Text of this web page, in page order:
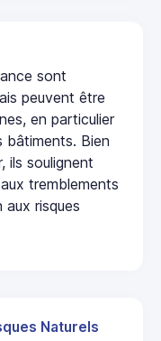
sont
peuvent être
en particulier
bâtiments. Bien
ils soulignent
tremblements
risques
Naturels